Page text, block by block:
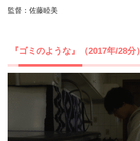
監督：佐藤睦美
『ゴミのような』（2017年/28分）